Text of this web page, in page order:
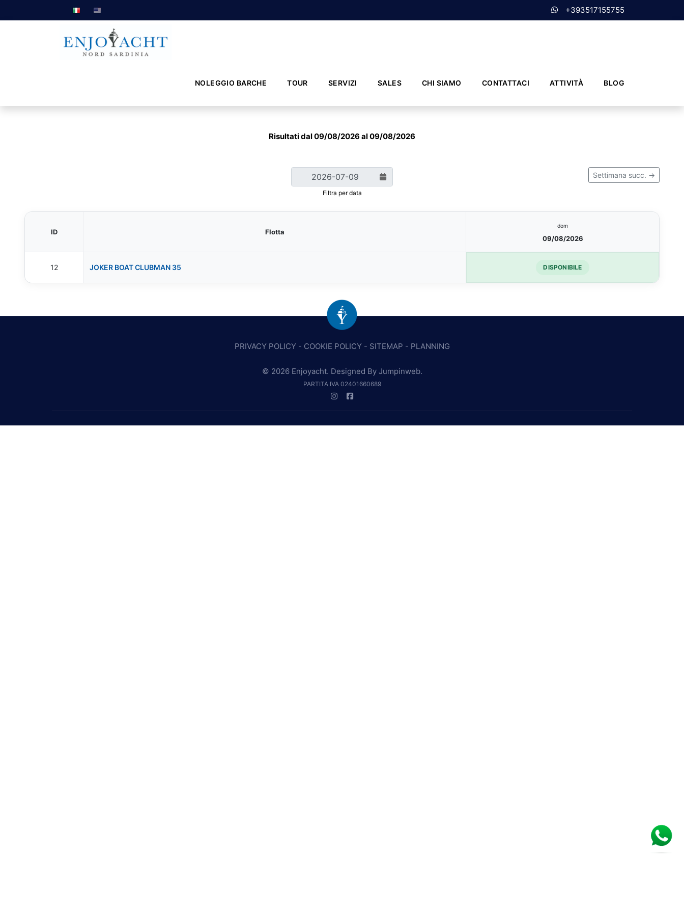
+393517155755
NOLEGGIO BARCHE TOUR SERVIZI SALES CHI SIAMO CONTATTACI ATTIVITÀ BLOG
Risultati dal 09/08/2026 al 09/08/2026
Filtra per data
Settimana succ. →
ID Flotta
dom
09/08/2026
12 JOKER BOAT CLUBMAN 35 DISPONIBILE
PRIVACY POLICY- COOKIE POLICY- SITEMAP - PLANNING
© 2026 Enjoyacht. Designed By Jumpinweb.
PARTITA IVA 02401660689